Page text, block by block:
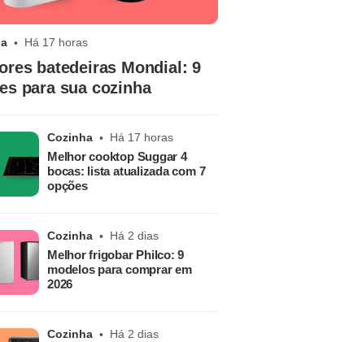
Há 17 horas
batedeiras Mondial: 9
para sua cozinha
Cozinha Há 17 horas
Melhor cooktop Suggar 4
bocas: lista atualizada com 7
opções
Cozinha Há 2 dias
Melhor frigobar Philco: 9
modelos para comprar em
2026
Cozinha Há 2 dias